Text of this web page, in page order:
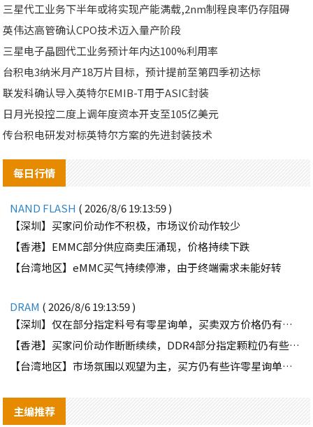
三星代工业务下半年或将实现产能满载,2nm制程良率仍存阻碍
英伟达高管确认CPO技术迈入量产阶段
三星电子晶圆代工业务预计年内达100%利用率
台积电3纳米月产18万片目标，预计提前至第四季初达标
联发科确认导入英特尔EMIB-T用于ASIC封装
日月光投控二度上调年度资本开支至105亿美元
传台积电研发对标英特尔方案的先进封装技术
每日行情
NAND FLASH ( 2026/8/6 19:13:59 )
【深圳】买家问价动作不积极，市场议价动作较少
【香港】EMMC部分供应商卖压涌现，价格持续下跌
【台湾地区】eMMC买气持续停滞，由于终端需求未能好转
DRAM ( 2026/8/6 19:13:59 )
【深圳】仅在部分指定料号有零星询单，买卖双方价格仍有差距
【香港】买家问价动作断断续续，DDR4部分指定颗粒仍有些许询单
【台湾地区】市场氛围以观望为主，买方仍有些许零星询单释出
主编推荐